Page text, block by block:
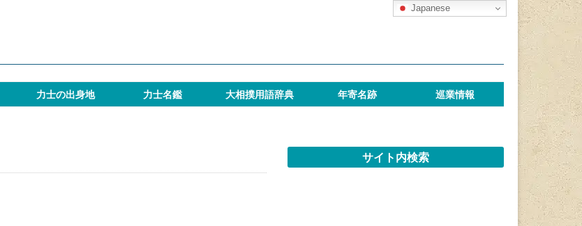
力士の出身地 力士名鑑 大相撲用語辞典 年寄名跡 巡業情報
サイト内検索
Japanese